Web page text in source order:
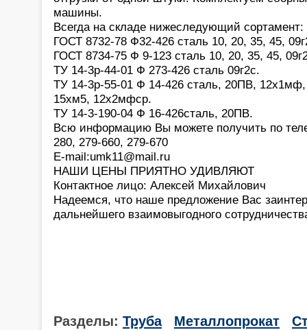
машины.
Всегда на складе нижеследующий сортамент:
ГОСТ 8732-78 Ф32-426 сталь 10, 20, 35, 45,
ГОСТ 8734-75 Ф 9-123 сталь 10, 20, 35, 45,
ТУ 14-3р-44-01 Ф 273-426 сталь 09г2с.
ТУ 14-3р-55-01 Ф 14-426 сталь, 20ПВ,
15хм5, 12х2мфср.
ТУ 14-3-190-04 Ф 16-426сталь, 20ПВ.
Всю информацию Вы можете получить по
280, 279-660, 279-670
E-mail:umk11@mail.ru
НАШИ ЦЕНЫ ПРИЯТНО УДИВЛЯЮТ
Контактное лицо: Алексей Михайлович
Надеемся, что наше предложение Вас
дальнейшего взаимовыгодного
Разделы: Труба Металлопрокат